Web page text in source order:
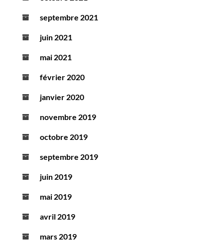
septembre 2021
juin 2021
mai 2021
février 2020
janvier 2020
novembre 2019
octobre 2019
septembre 2019
juin 2019
mai 2019
avril 2019
mars 2019